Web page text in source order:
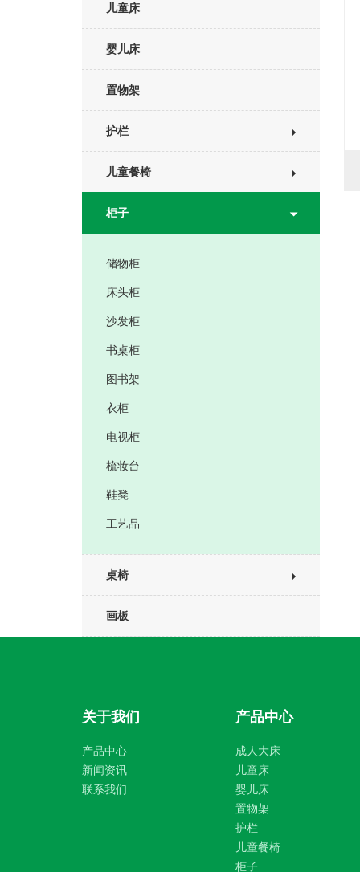
儿童床
婴儿床
置物架
护栏
儿童餐椅
柜子
储物柜
床头柜
沙发柜
书桌柜
图书架
衣柜
电视柜
梳妆台
鞋凳
工艺品
桌椅
画板
关于我们
产品中心
新闻资讯
联系我们
产品中心
成人大床
儿童床
婴儿床
置物架
护栏
儿童餐椅
柜子